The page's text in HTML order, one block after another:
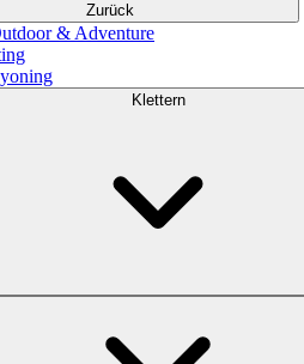
Zurück
& Adventure
Klettern